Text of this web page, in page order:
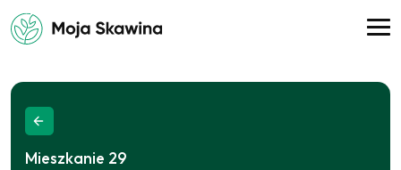
Mieszkanie 29